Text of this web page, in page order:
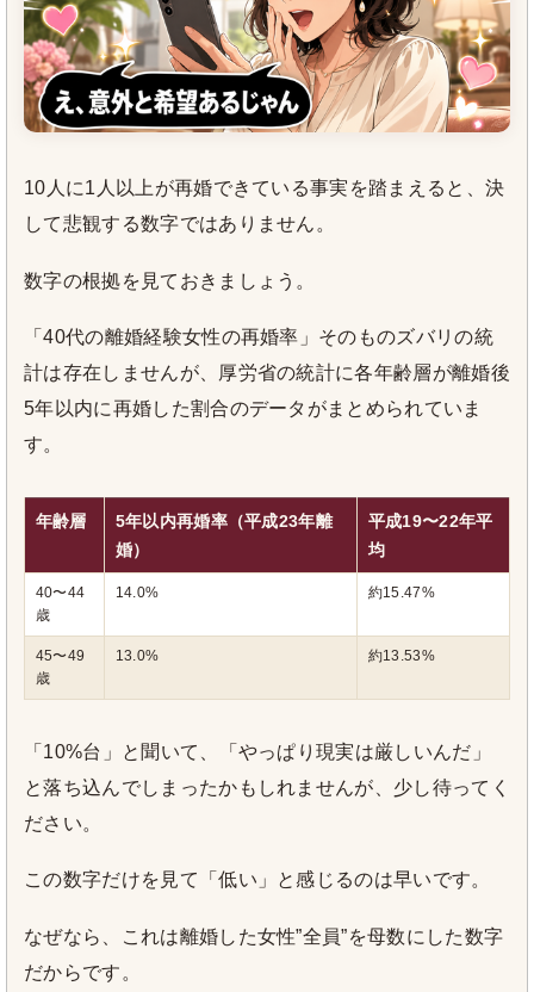
10人に1人以上が再婚できている事実を踏まえると、決
して悲観する数字ではありません。
数字の根拠を見ておきましょう。
「40代の離婚経験女性の再婚率」そのものズバリの統
計は存在しませんが、厚労省の統計に各年齢層が離婚後
5年以内に再婚した割合のデータがまとめられていま
す。
年齢層
5年以内再婚率（平成23年離
婚）
平成19〜22年平
均
40〜44
歳
14.0% 約15.47%
45〜49
歳
13.0% 約13.53%
「10%台」と聞いて、「やっぱり現実は厳しいんだ」
と落ち込んでしまったかもしれませんが、少し待ってく
ださい。
この数字だけを見て「低い」と感じるのは早いです。
なぜなら、これは離婚した女性”全員”を母数にした数字
だからです。